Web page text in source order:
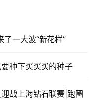
了一大波“新花样”
种下买买买的种子
战上海钻石联赛|跑圈